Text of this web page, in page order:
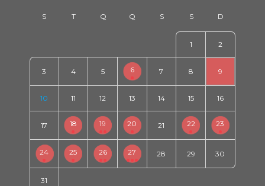
1 2
3 4 5 6 7 8 9
10 11 12 13 14 15 16
17 18 19 20 21 22 23
24 25 26 27 28 29 30
31